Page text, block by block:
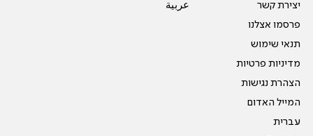
יצירת קשר
פרסמו אצלנו
תנאי שימוש
מדיניות פרטיות
הצהרת נגישות
המייל האדום
עברית
عربية